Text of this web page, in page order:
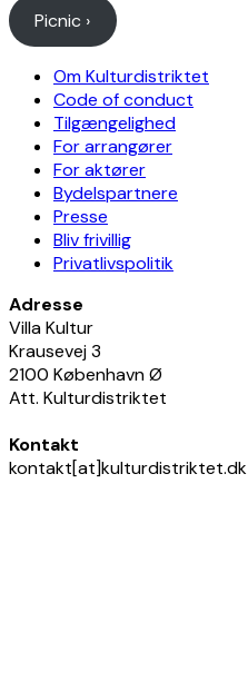
Picnic ›
Om Kulturdistriktet
Code of conduct
Tilgængelighed
For arrangører
For aktører
Bydelspartnere
Presse
Bliv frivillig
Privatlivspolitik
Adresse
Villa Kultur
Krausevej 3
2100 København Ø
Att. Kulturdistriktet
Kontakt
kontakt[at]kulturdistriktet.dk